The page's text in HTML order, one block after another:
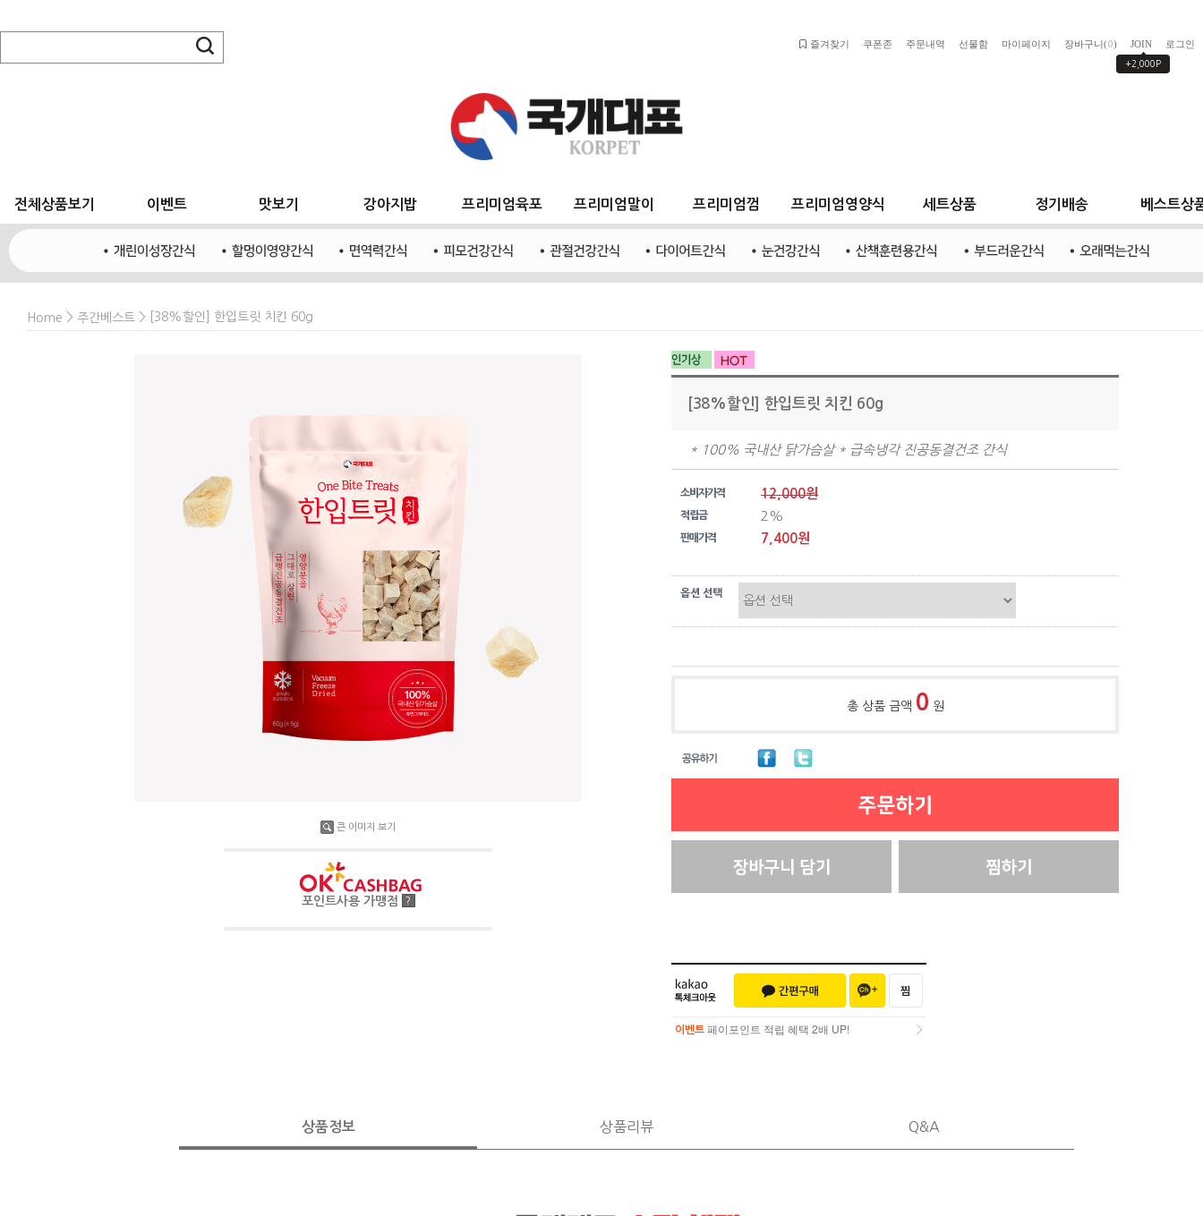
로그인
JOIN
+2,000P
장바구니(0)
마이페이지
선물함
주문내역
쿠폰존
즐겨찾기
전체상품보기 이벤트 맛보기 강아지밥 프리미엄육포 프리미엄말이 프리미엄껌 프리미엄영양식 세트상품 정기배송 베스트상
Home > 주간베스트 > [38%할인] 한입트릿 치킨 60g
큰 이미지 보기
포인트사용 가맹점 ?
[38%할인] 한입트릿 치킨 60g
* 100% 국내산 닭가슴살 * 급속냉각 진공동결건조 간식
소비자가격 12,000원
적립금 2%
판매가격 7,400원
옵션 선택
총 상품 금액 0 원
이벤트 페이포인트 적립 혜택 2배 UP!
상품정보 상품리뷰 Q&A